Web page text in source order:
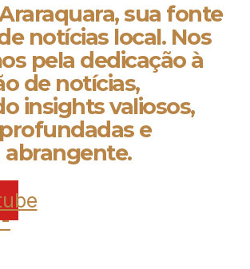
sua fonte
notícias local. Nos
pela dedicação à
de notícias,
insights valiosos,
e